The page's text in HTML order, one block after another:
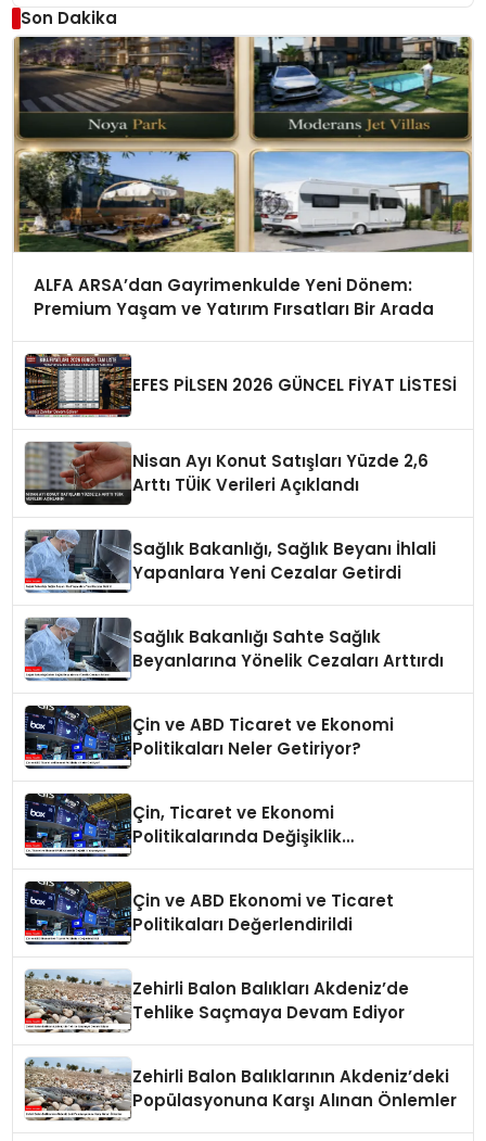
Son Dakika
ALFA ARSA’dan Gayrimenkulde Yeni Dönem:
Premium Yaşam ve Yatırım Fırsatları Bir Arada
EFES PİLSEN 2026 GÜNCEL FİYAT LİSTESİ
Nisan Ayı Konut Satışları Yüzde 2,6
Arttı TÜİK Verileri Açıklandı
Sağlık Bakanlığı, Sağlık Beyanı İhlali
Yapanlara Yeni Cezalar Getirdi
Sağlık Bakanlığı Sahte Sağlık
Beyanlarına Yönelik Cezaları Arttırdı
Çin ve ABD Ticaret ve Ekonomi
Politikaları Neler Getiriyor?
Çin, Ticaret ve Ekonomi
Politikalarında Değişiklik
Çin ve ABD Ekonomi ve Ticaret
Politikaları Değerlendirildi
Zehirli Balon Balıkları Akdeniz’de
Tehlike Saçmaya Devam Ediyor
Zehirli Balon Balıklarının Akdeniz’deki
Popülasyonuna Karşı Alınan Önlemler